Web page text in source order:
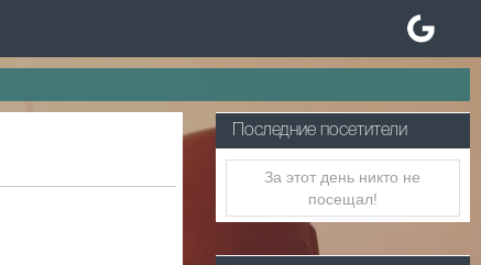
Последние посетители
За этот день никто не
посещал!